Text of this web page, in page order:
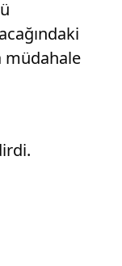
müdahale